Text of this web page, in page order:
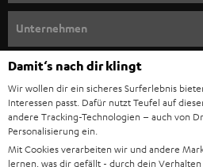
e
l
d
u
n
g
SOUNDBAR
HIFI-LAUTSPRECHER
SMART HOME
Unternehmen
SUPPORT
KARRIERE
PRESSE & MARKETING
Teufel Onlineshops
DEUTSCHLAND
ÖSTERREICH
Damit‘s nach dir klingt
Wir wollen dir ein sicheres Surferlebnis
Interessen passt. Dafür nutzt Teufel auf
andere Tracking-Technologien – auch von
Personalisierung ein.
Mit Cookies verarbeiten wir und andere
lernen, was dir gefällt - durch dein